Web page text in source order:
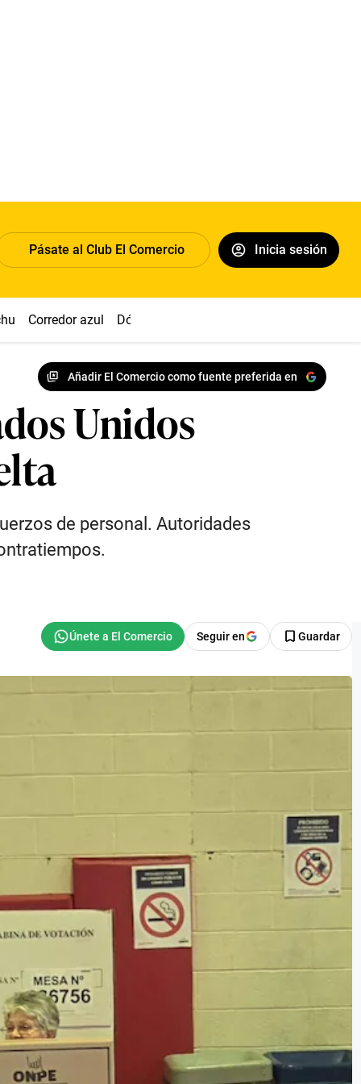
Pásate al Club El Comercio Inicia sesión
Corredor azul Dólar
Añadir El Comercio como fuente preferida en
Unidos
de personal. Autoridades
Seguir en Guardar